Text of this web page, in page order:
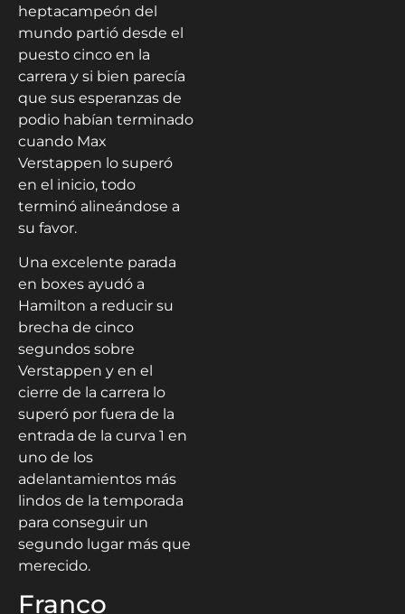
heptacampeón del
mundo partió desde el
puesto cinco en la
carrera y si bien parecía
que sus esperanzas de
podio habían terminado
cuando Max
Verstappen lo superó
en el inicio, todo
terminó alineándose a
su favor.
Una excelente parada
en boxes ayudó a
Hamilton a reducir su
brecha de cinco
segundos sobre
Verstappen y en el
cierre de la carrera lo
superó por fuera de la
entrada de la curva 1 en
uno de los
adelantamientos más
lindos de la temporada
para conseguir un
segundo lugar más que
merecido.
Franco